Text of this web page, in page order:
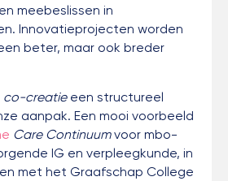
meebeslissen in
Innovatieprojecten worden
beter, maar ook breder
co-creatieeen structureel
aanpak. Een mooi voorbeeld
Care Continuumvoor mbo-
IG en verpleegkunde, in
met het Graafschap College